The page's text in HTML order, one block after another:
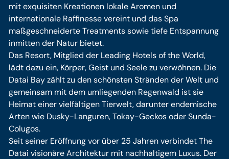
mit exquisiten Kreationen lokale Aromen und
internationale Raffinesse vereint und das Spa
maßgeschneiderte Treatments sowie tiefe Entspannung
inmitten der Natur bietet.
Das Resort, Mitglied der Leading Hotels of the World,
lädt dazu ein, Körper, Geist und Seele zu verwöhnen. Die
Datai Bay zählt zu den schönsten Stränden der Welt und
gemeinsam mit dem umliegenden Regenwald ist sie
Heimat einer vielfältigen Tierwelt, darunter endemische
Arten wie Dusky-Languren, Tokay-Geckos oder Sunda-
Colugos.
Seit seiner Eröffnung vor über 25 Jahren verbindet The
Datai visionäre Architektur mit nachhaltigem Luxus. Der